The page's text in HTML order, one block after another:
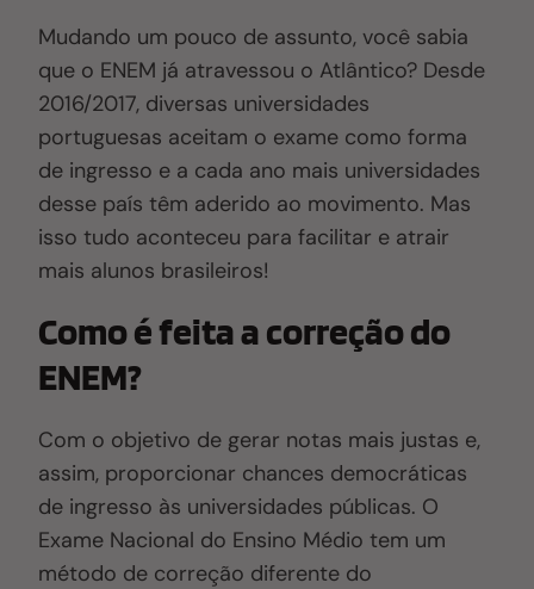
Mudando um pouco de assunto, você sabia
que o ENEM já atravessou o Atlântico? Desde
2016/2017, diversas universidades
portuguesas aceitam o exame como forma
de ingresso e a cada ano mais universidades
desse país têm aderido ao movimento. Mas
isso tudo aconteceu para facilitar e atrair
mais alunos brasileiros!
Como é feita a correção do
ENEM?
Com o objetivo de gerar notas mais justas e,
assim, proporcionar chances democráticas
de ingresso às universidades públicas. O
Exame Nacional do Ensino Médio tem um
método de correção diferente do